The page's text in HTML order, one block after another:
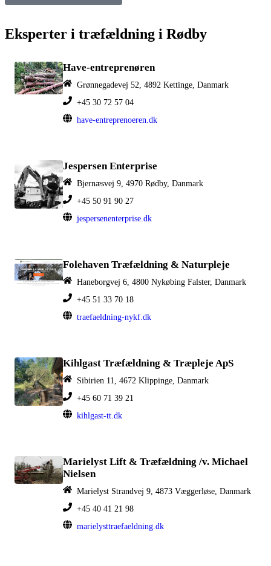
Eksperter i træfældning i Rødby
Have-entreprenøren
Grønnegadevej 52, 4892 Kettinge, Danmark
+45 30 72 57 04
have-entreprenoeren.dk
Jespersen Enterprise
Bjernæsvej 9, 4970 Rødby, Danmark
+45 50 91 90 27
jespersenenterprise.dk
Folehaven Træfældning & Naturpleje
Haneborgvej 6, 4800 Nykøbing Falster, Danmark
+45 51 33 70 18
traefaeldning-nykf.dk
Kihlgast Træfældning & Træpleje ApS
Sibirien 11, 4672 Klippinge, Danmark
+45 60 71 39 21
kihlgast-tt.dk
Marielyst Lift & Træfældning /v. Michael
Nielsen
Marielyst Strandvej 9, 4873 Væggerløse, Danmark
+45 40 41 21 98
marielysttraefaeldning.dk